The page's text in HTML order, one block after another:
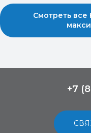
Смотреть
+7